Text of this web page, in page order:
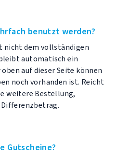
benutzt werden?
dem vollständigen
automatisch ein
auf dieser Seite können
noch vorhanden ist. Reicht
weitere Bestellung,
Gutscheine?